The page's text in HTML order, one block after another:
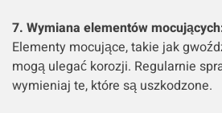
7. Wymiana elementów
Elementy mocujące, takie jak
mogą ulegać korozji. Regularnie
wymieniaj te, które są uszkodzone.